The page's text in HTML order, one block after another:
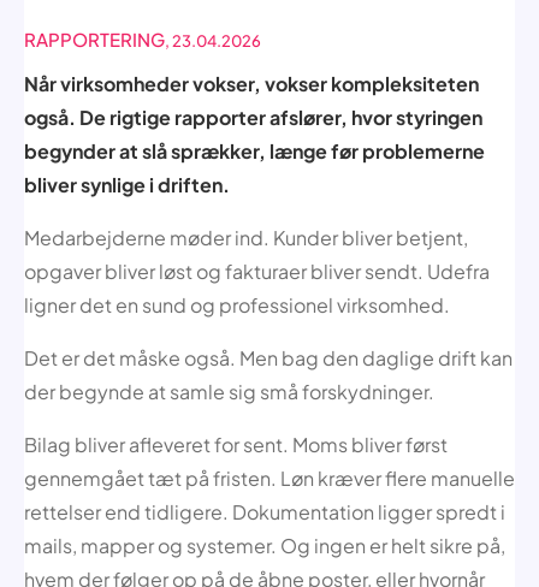
RAPPORTERING, 23.04.2026
Når virksomheder vokser, vokser kompleksiteten
også. De rigtige rapporter afslører, hvor styringen
begynder at slå sprækker, længe før problemerne
bliver synlige i driften.
Medarbejderne møder ind. Kunder bliver betjent,
opgaver bliver løst og fakturaer bliver sendt. Udefra
ligner det en sund og professionel virksomhed.
Det er det måske også. Men bag den daglige drift kan
der begynde at samle sig små forskydninger.
Bilag bliver afleveret for sent. Moms bliver først
gennemgået tæt på fristen. Løn kræver flere manuelle
rettelser end tidligere. Dokumentation ligger spredt i
mails, mapper og systemer. Og ingen er helt sikre på,
hvem der følger op på de åbne poster, eller hvornår